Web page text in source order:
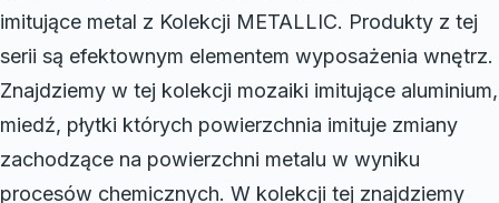
imitujące metal z Kolekcji METALLIC. Produkty z tej
serii są efektownym elementem wyposażenia wnętrz.
Znajdziemy w tej kolekcji mozaiki imitujące aluminium,
miedź, płytki których powierzchnia imituje zmiany
zachodzące na powierzchni metalu w wyniku
procesów chemicznych. W kolekcji tej znajdziemy